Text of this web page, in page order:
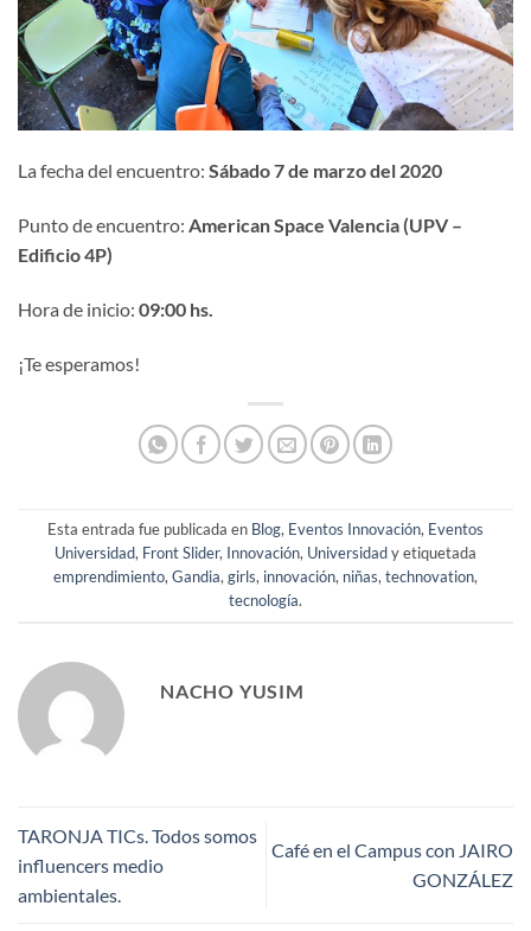
La fecha del encuentro: Sábado 7 de marzo del 2020
Punto de encuentro: American Space Valencia (UPV –
Edificio 4P)
Hora de inicio: 09:00 hs.
¡Te esperamos!
Esta entrada fue publicada en Blog, Eventos Innovación, Eventos
Universidad, Front Slider, Innovación, Universidady etiquetada
emprendimiento, Gandia, girls, innovación, niñas, technovation,
tecnología.
NACHO YUSIM
TARONJA TICs. Todos somos
influencers medio
ambientales.
Café en el Campus con JAIRO
GONZÁLEZ